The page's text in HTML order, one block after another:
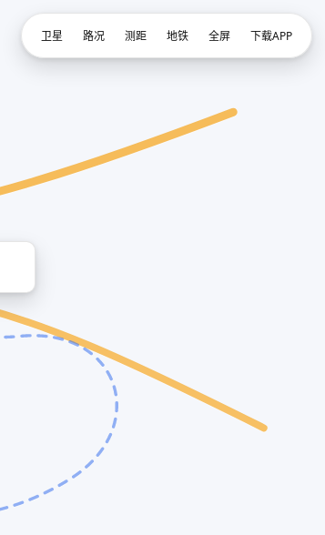
卫星 路况 测距 地铁 全屏 下载APP